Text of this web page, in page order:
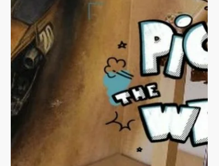
OASE ZU HAUSE!
Ein Wintergarten wird zum Rückzugsort. Mit dem
Wandbild habe ich den Raum geöffnet. Der Blick gleitet
jetzt über eine Fantasie-Landschaft...